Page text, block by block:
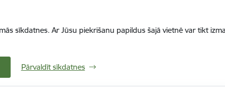
sīkdatnes. Ar Jūsu piekrišanu papildus šajā vietnē var tikt
Pārvaldīt sīkdatnes